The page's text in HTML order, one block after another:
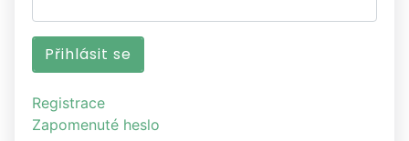
Registrace
Zapomenuté heslo